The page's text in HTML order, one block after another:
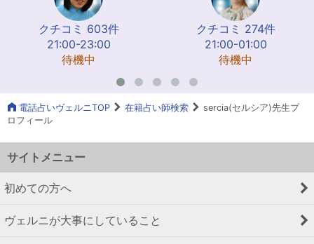
クチコミ 603件
21:00-23:00
待機中
クチコミ 274件
21:00-01:00
待機中
電話占いヴェルニTOP 在籍占い師検索
sercia(セルシア)先生プ
ロフィール
サイトメニュー
初めての方へ
ヴェルニが大事にしていること